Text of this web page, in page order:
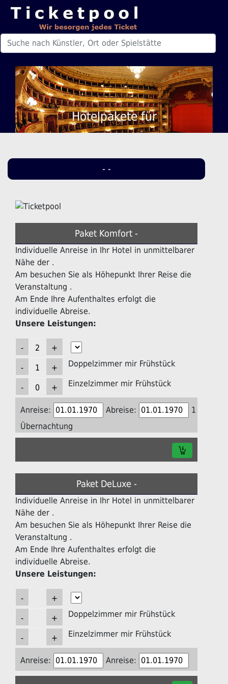
Hotelpakete für
- -
Paket Komfort -
Individuelle Anreise in Ihr Hotel in unmittelbarer
Nähe der .
Am besuchen Sie als Höhepunkt Ihrer Reise die
Veranstaltung .
Am Ende Ihre Aufenthaltes erfolgt die
individuelle Abreise.
Unsere Leistungen:
Doppelzimmer mir Frühstück
Einzelzimmer mir Frühstück
Anreise: Abreise:
1
Übernachtung
Paket DeLuxe -
Individuelle Anreise in Ihr Hotel in unmittelbarer
Nähe der .
Am besuchen Sie als Höhepunkt Ihrer Reise die
Veranstaltung .
Am Ende Ihre Aufenthaltes erfolgt die
individuelle Abreise.
Unsere Leistungen:
Doppelzimmer mir Frühstück
Einzelzimmer mir Frühstück
Anreise: Anreise: